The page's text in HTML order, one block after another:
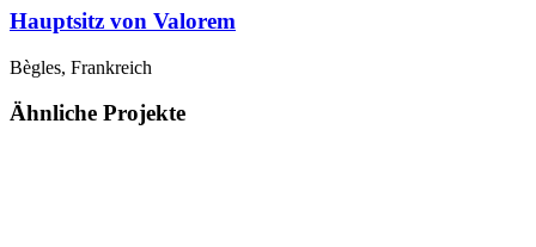
Hauptsitz von Valorem
Bègles, Frankreich
Ähnliche Projekte